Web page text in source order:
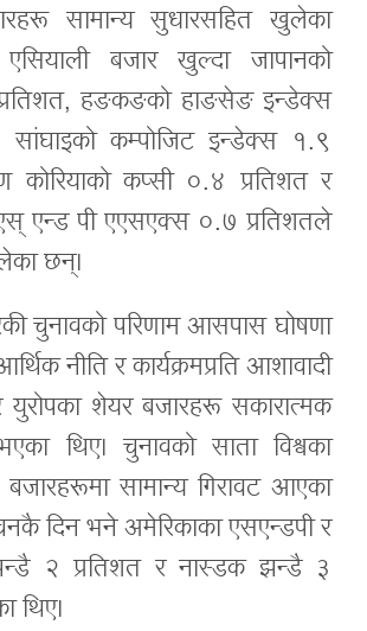
सामान्य सुधारसहित खुलेका
बजार खुल्दा जापानको
हङकङको हाङसेङ इन्डेक्स
सांघाइको कम्पोजिट इन्डेक्स १.९
कोरियाको कप्सी ०.४ प्रतिशत र
एन्ड पी एएसएक्स ०.७ प्रतिशतले
छन्।
चुनावको परिणाम आसपास घोषणा
नीति र कार्यक्रमप्रति आशावादी
युरोपका शेयर बजारहरू सकारात्मक
थिए। चुनावको साता विश्वका
सामान्य गिरावट आएका
दिन भने अमेरिकाका एसएन्डपी र
२ प्रतिशत र नास्डक झन्डै ३
थिए।